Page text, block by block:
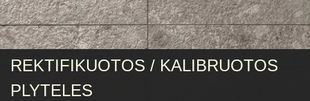
REKTIFIKUOTOS / KALIBRUOTOS
PLYTELES